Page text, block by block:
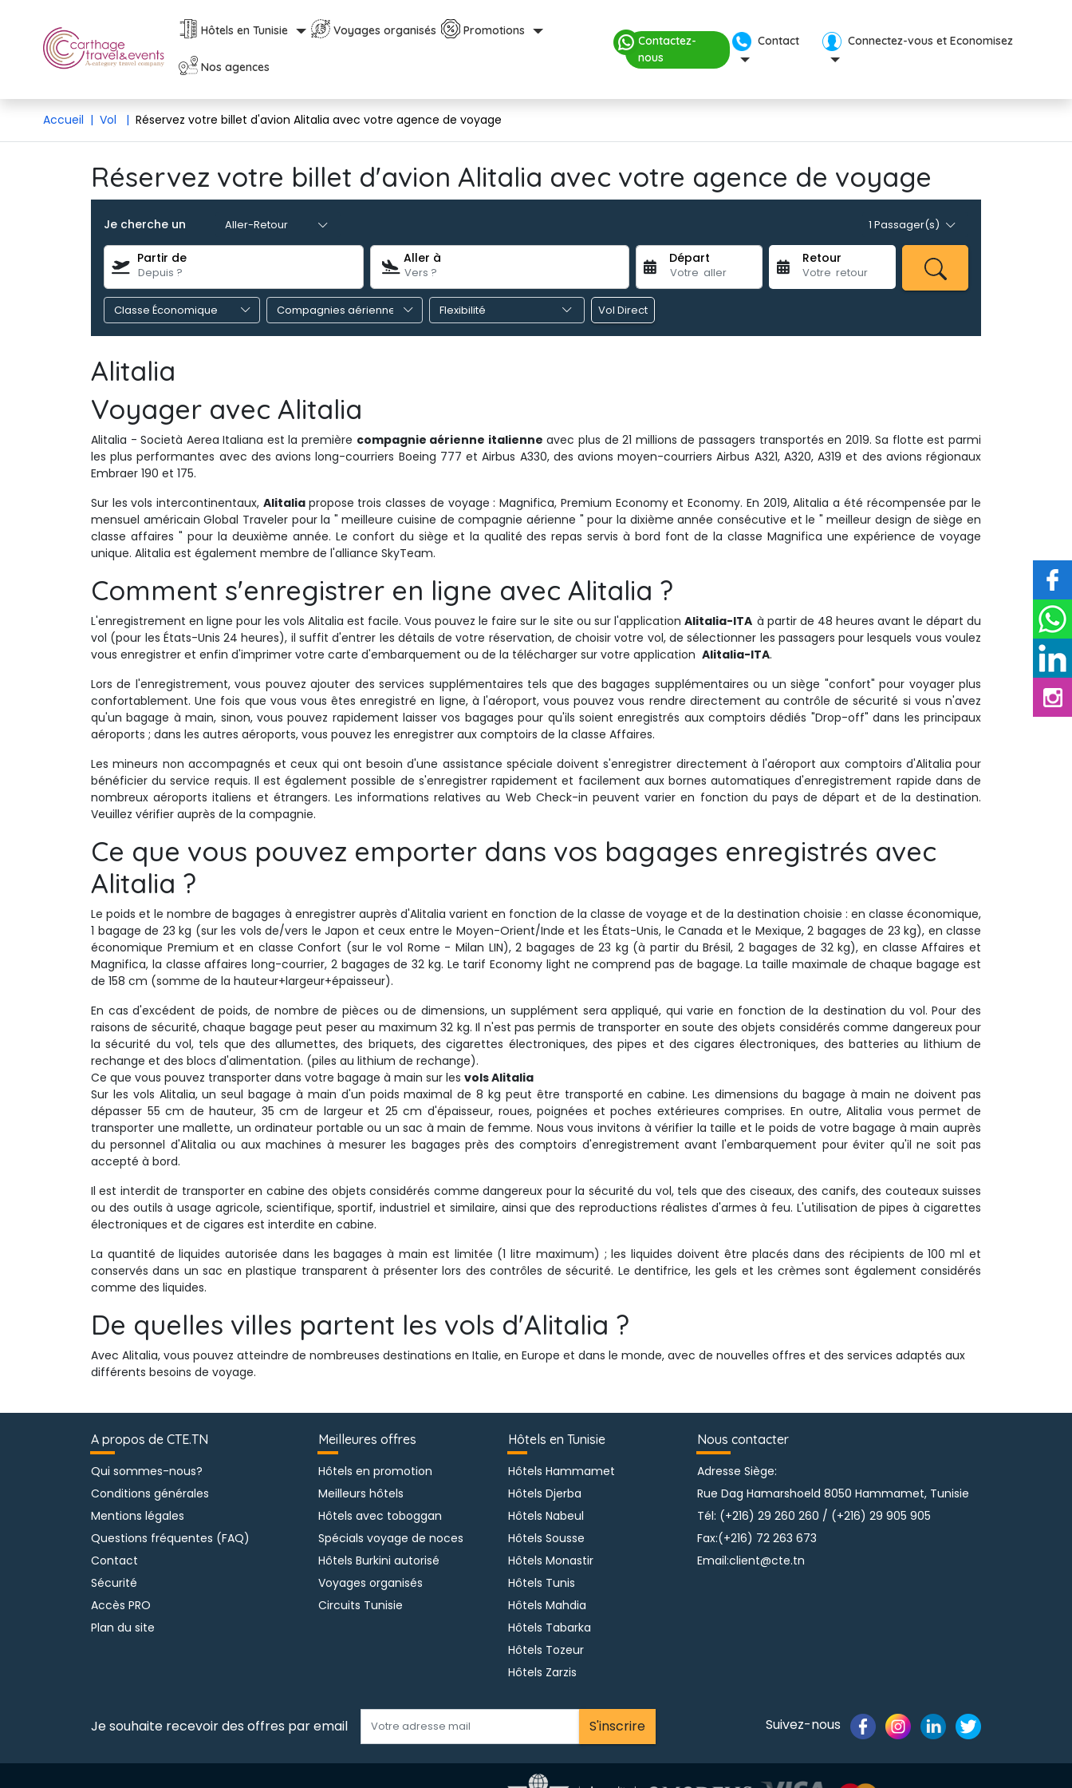
Hôtels en Tunisie Voyages organisés Promotions
Nos agences
Contactez-
nous
Contact Connectez-vous et Economisez
Accueil | Vol | Réservez votre billet d'avion Alitalia avec votre agence de voyage
Réservez votre billet d'avion Alitalia avec votre agence de voyage
Je cherche un 1 Passager(s)
Partir de Aller à Départ Retour
Vol Direct
Alitalia
Voyager avec Alitalia
Alitalia - Società Aerea Italiana est la première compagnie aérienne italienne avec plus de 21 millions de passagers transportés en 2019. Sa flotte est parmi
les plus performantes avec des avions long-courriers Boeing 777 et Airbus A330, des avions moyen-courriers Airbus A321, A320, A319 et des avions régionaux
Embraer 190 et 175.
Sur les vols intercontinentaux, Alitalia propose trois classes de voyage : Magnifica, Premium Economy et Economy. En 2019, Alitalia a été récompensée par le
mensuel américain Global Traveler pour la " meilleure cuisine de compagnie aérienne " pour la dixième année consécutive et le " meilleur design de siège en
classe affaires " pour la deuxième année. Le confort du siège et la qualité des repas servis à bord font de la classe Magnifica une expérience de voyage
unique. Alitalia est également membre de l'alliance SkyTeam.
Comment s'enregistrer en ligne avec Alitalia ?
L'enregistrement en ligne pour les vols Alitalia est facile. Vous pouvez le faire sur le site ou sur l'application Alitalia-ITA à partir de 48 heures avant le départ du
vol (pour les États-Unis 24 heures), il suffit d'entrer les détails de votre réservation, de choisir votre vol, de sélectionner les passagers pour lesquels vous voulez
vous enregistrer et enfin d'imprimer votre carte d'embarquement ou de la télécharger sur votre application Alitalia-ITA.
Lors de l'enregistrement, vous pouvez ajouter des services supplémentaires tels que des bagages supplémentaires ou un siège "confort" pour voyager plus
confortablement. Une fois que vous vous êtes enregistré en ligne, à l'aéroport, vous pouvez vous rendre directement au contrôle de sécurité si vous n'avez
qu'un bagage à main, sinon, vous pouvez rapidement laisser vos bagages pour qu'ils soient enregistrés aux comptoirs dédiés "Drop-off" dans les principaux
aéroports ; dans les autres aéroports, vous pouvez les enregistrer aux comptoirs de la classe Affaires.
Les mineurs non accompagnés et ceux qui ont besoin d'une assistance spéciale doivent s'enregistrer directement à l'aéroport aux comptoirs d'Alitalia pour
bénéficier du service requis. Il est également possible de s'enregistrer rapidement et facilement aux bornes automatiques d'enregistrement rapide dans de
nombreux aéroports italiens et étrangers. Les informations relatives au Web Check-in peuvent varier en fonction du pays de départ et de la destination.
Veuillez vérifier auprès de la compagnie.
Ce que vous pouvez emporter dans vos bagages enregistrés avec
Alitalia ?
Le poids et le nombre de bagages à enregistrer auprès d'Alitalia varient en fonction de la classe de voyage et de la destination choisie : en classe économique,
1 bagage de 23 kg (sur les vols de/vers le Japon et ceux entre le Moyen-Orient/Inde et les États-Unis, le Canada et le Mexique, 2 bagages de 23 kg), en classe
économique Premium et en classe Confort (sur le vol Rome - Milan LIN), 2 bagages de 23 kg (à partir du Brésil, 2 bagages de 32 kg), en classe Affaires et
Magnifica, la classe affaires long-courrier, 2 bagages de 32 kg. Le tarif Economy light ne comprend pas de bagage. La taille maximale de chaque bagage est
de 158 cm (somme de la hauteur+largeur+épaisseur).
En cas d'excédent de poids, de nombre de pièces ou de dimensions, un supplément sera appliqué, qui varie en fonction de la destination du vol. Pour des
raisons de sécurité, chaque bagage peut peser au maximum 32 kg. Il n'est pas permis de transporter en soute des objets considérés comme dangereux pour
la sécurité du vol, tels que des allumettes, des briquets, des cigarettes électroniques, des pipes et des cigares électroniques, des batteries au lithium de
rechange et des blocs d'alimentation. (piles au lithium de rechange).
Ce que vous pouvez transporter dans votre bagage à main sur les vols Alitalia
Sur les vols Alitalia, un seul bagage à main d'un poids maximal de 8 kg peut être transporté en cabine. Les dimensions du bagage à main ne doivent pas
dépasser 55 cm de hauteur, 35 cm de largeur et 25 cm d'épaisseur, roues, poignées et poches extérieures comprises. En outre, Alitalia vous permet de
transporter une mallette, un ordinateur portable ou un sac à main de femme. Nous vous invitons à vérifier la taille et le poids de votre bagage à main auprès
du personnel d'Alitalia ou aux machines à mesurer les bagages près des comptoirs d'enregistrement avant l'embarquement pour éviter qu'il ne soit pas
accepté à bord.
Il est interdit de transporter en cabine des objets considérés comme dangereux pour la sécurité du vol, tels que des ciseaux, des canifs, des couteaux suisses
ou des outils à usage agricole, scientifique, sportif, industriel et similaire, ainsi que des reproductions réalistes d'armes à feu. L'utilisation de pipes à cigarettes
électroniques et de cigares est interdite en cabine.
La quantité de liquides autorisée dans les bagages à main est limitée (1 litre maximum) ; les liquides doivent être placés dans des récipients de 100 ml et
conservés dans un sac en plastique transparent à présenter lors des contrôles de sécurité. Le dentifrice, les gels et les crèmes sont également considérés
comme des liquides.
De quelles villes partent les vols d'Alitalia ?
Avec Alitalia, vous pouvez atteindre de nombreuses destinations en Italie, en Europe et dans le monde, avec de nouvelles offres et des services adaptés aux
différents besoins de voyage.
A propos de CTE.TN
Qui sommes-nous?
Conditions générales
Mentions légales
Questions fréquentes (FAQ)
Contact
Sécurité
Accès PRO
Plan du site
Meilleures offres
Hôtels en promotion
Meilleurs hôtels
Hôtels avec toboggan
Spécials voyage de noces
Hôtels Burkini autorisé
Voyages organisés
Circuits Tunisie
Hôtels en Tunisie
Hôtels Hammamet
Hôtels Djerba
Hôtels Nabeul
Hôtels Sousse
Hôtels Monastir
Hôtels Tunis
Hôtels Mahdia
Hôtels Tabarka
Hôtels Tozeur
Hôtels Zarzis
Nous contacter
Adresse Siège:
Rue Dag Hamarshoeld 8050 Hammamet, Tunisie
Tél: (+216) 29 260 260 / (+216) 29 905 905
Fax:(+216) 72 263 673
Email:client@cte.tn
Je souhaite recevoir des offres par email S'inscrire Suivez-nous